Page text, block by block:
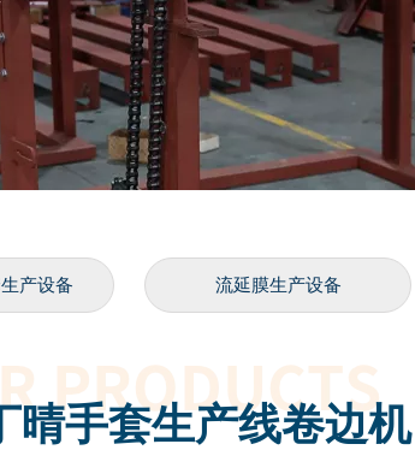
产设备 流延膜生产设备
晴手套生产线卷边机